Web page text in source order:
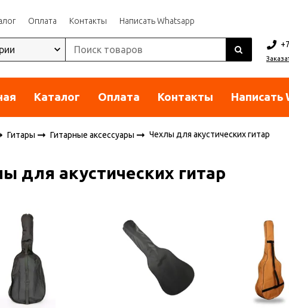
Оплата Контакты Написать Whatsapp
Каталог Оплата Контакты Написать
Гитары Гитарные аксессуары Чехлы для акустических гитар
для акустических гитар